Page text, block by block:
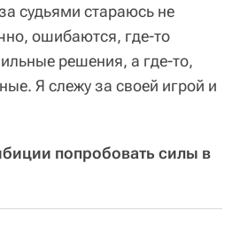
судьями стараюсь не
ошибаются, где-то
решения, а где-то,
Я слежу за своей игрой и
попробовать силы в